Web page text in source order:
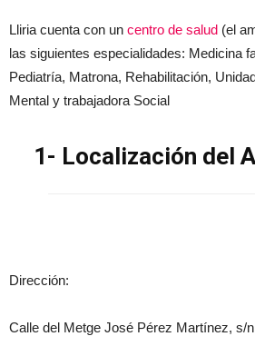
Lliria cuenta con un centro de salud (el
las siguientes especialidades: Medicina
Pediatría, Matrona, Rehabilitación,
Mental y trabajadora Social
1- Localización del
Dirección:
Calle del Metge José Pérez Martínez, s/